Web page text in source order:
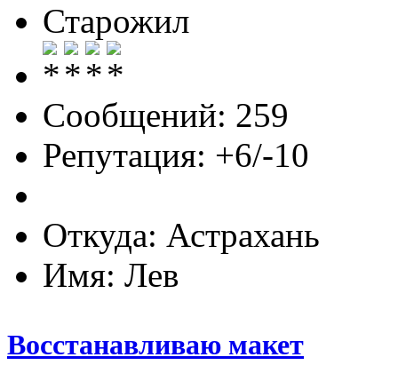
Старожил
Сообщений: 259
Репутация: +6/-10
Откуда: Астрахань
Имя: Лев
Восстанавливаю макет